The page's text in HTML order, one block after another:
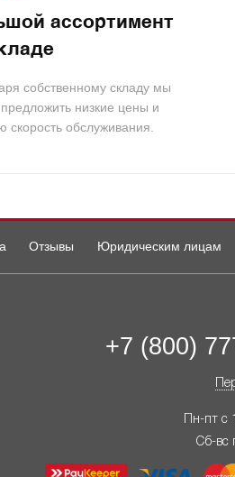
ассортимент
собственному складу мы
низкие цены и
скорость обслуживания.
Отзывы Юридическим лицам
+7 (800)
Пн-пт с
Сб-вс